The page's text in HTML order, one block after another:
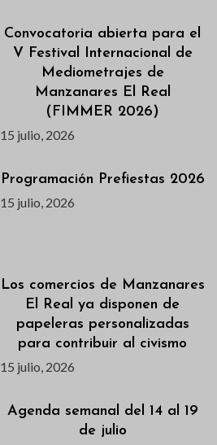
Convocatoria abierta para el
V Festival Internacional de
Mediometrajes de
Manzanares El Real
(FIMMER 2026)
15 julio, 2026
Programación Prefiestas 2026
15 julio, 2026
Los comercios de Manzanares
El Real ya disponen de
papeleras personalizadas
para contribuir al civismo
15 julio, 2026
Agenda semanal del 14 al 19
de julio